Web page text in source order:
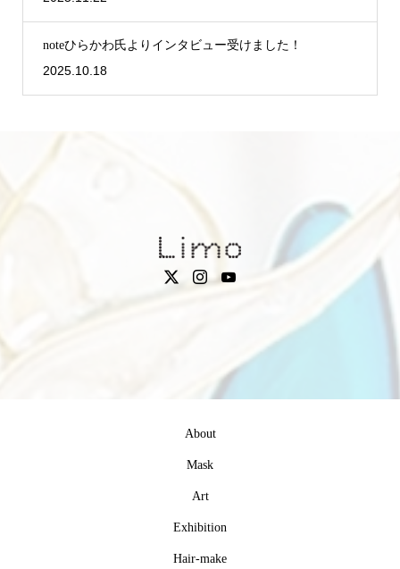
noteひらかわ氏よりインタビュー受けました！
2025.10.18
About
Mask
Art
Exhibition
Hair-make